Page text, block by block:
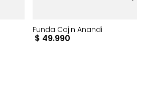
Funda Cojin Anandi
$ 49.990